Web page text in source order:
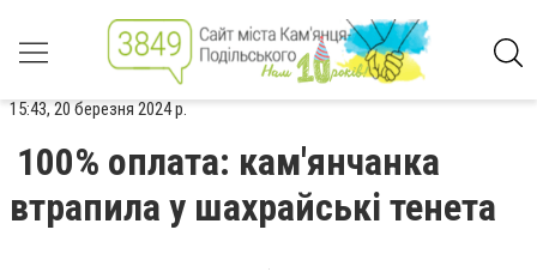
15:43, 20 березня 2024 р.
100% оплата: кам'янчанка
втрапила у шахрайські тенета